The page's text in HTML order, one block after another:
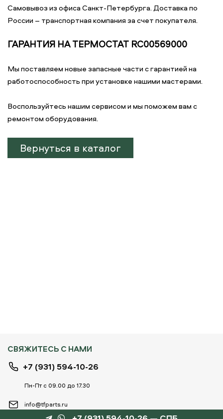
Самовывоз из офиса Санкт-Петербурга. Доставка по
России – транспортная компания за счет покупателя.
ГАРАНТИЯ НА ТЕРМОСТАТ RC00569000
Мы поставляем новые запасные части с гарантией на
работоспособность при установке нашими мастерами.
Воспользуйтесь нашим сервисом и мы поможем вам с
ремонтом оборудования.
Вернуться в каталог
СВЯЖИТЕСЬ С НАМИ
+7 (931) 594-10-26
Пн-Пт с 09.00 до 17.30
info@tfparts.ru